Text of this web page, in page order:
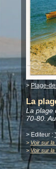
> Plage-
La
La plage
70-80.
> Editeur :
> Voir sur
>Voir sur